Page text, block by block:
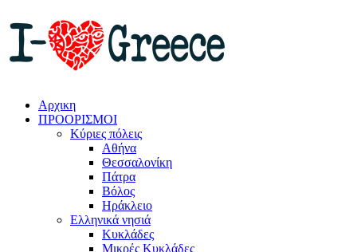
Αρχικη
ΠΡΟΟΡΙΣΜΟΙ
Κύριες πόλεις
Αθήνα
Θεσσαλονίκη
Πάτρα
Βόλος
Ηράκλειο
Ελληνικά νησιά
Κυκλάδες
Μικρές Κυκλάδες